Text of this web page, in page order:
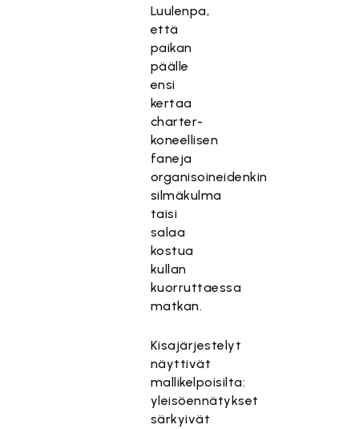
Luulenpa,
että
paikan
päälle
ensi
kertaa
charter-
koneellisen
faneja
organisoineidenkin
silmäkulma
taisi
salaa
kostua
kullan
kuorruttaessa
matkan.
Kisajärjestelyt
näyttivät
mallikelpoisilta:
yleisöennätykset
särkyivät